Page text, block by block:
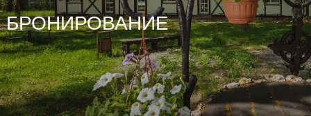
БРОНИРОВАНИЕ